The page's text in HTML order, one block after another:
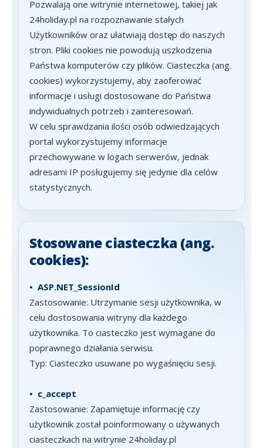
Pozwalają one witrynie internetowej, takiej jak
24holiday.pl na rozpoznawanie stałych
Użytkowników oraz ułatwiają dostęp do naszych
stron. Pliki cookies nie powodują uszkodzenia
Państwa komputerów czy plików. Ciasteczka (ang.
cookies) wykorzystujemy, aby zaoferować
informacje i usługi dostosowane do Państwa
indywidualnych potrzeb i zainteresowań.
W celu sprawdzania ilości osób odwiedzających
portal wykorzystujemy informacje
przechowywane w logach serwerów, jednak
adresami IP posługujemy się jedynie dla celów
statystycznych.
Stosowane ciasteczka (ang.
cookies):
• ASP.NET_SessionId
Zastosowanie: Utrzymanie sesji użytkownika, w
celu dostosowania witryny dla każdego
użytkownika. To ciasteczko jest wymagane do
poprawnego działania serwisu.
Typ: Ciasteczko usuwane po wygaśnięciu sesji.
• c_accept
Zastosowanie: Zapamiętuje informację czy
użytkownik został poinformowany o używanych
ciasteczkach na witrynie 24holiday.pl